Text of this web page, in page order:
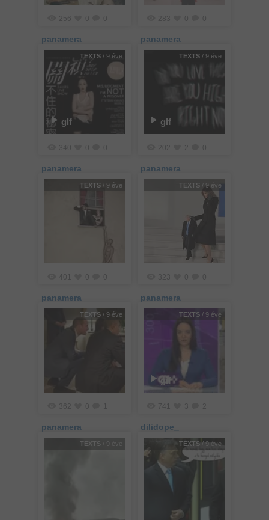
256
panamera
283
panamera
gif
TEXTS / 9 éve
340
panamera
gif
TEXTS / 9 éve
202 2
panamera
TEXTS / 9 éve
panamera
TEXTS / 9 éve
323
panamera
TEXTS / 9 éve
362
panamera
gif
TEXTS / 9 éve
741 3 2
dilidope_
TEXTS / 9 éve TEXTS / 9 éve